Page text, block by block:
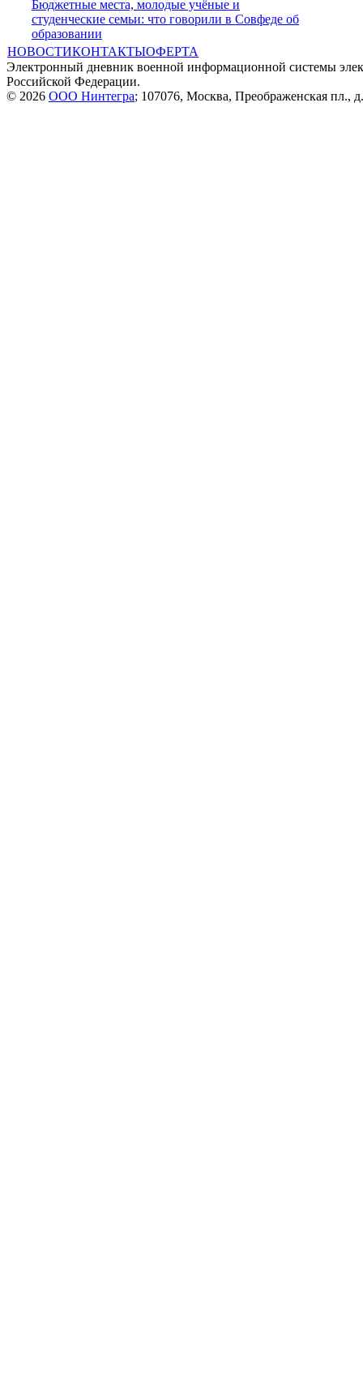
Бюджетные места, молодые учёные и
студенческие семьи: что говорили в Совфеде об
образовании
НОВОСТИКОНТАКТЫОФЕРТА
Электронный дневник военной информационной системы
Российской Федерации.
© 2026 ООО Нинтегра; 107076, Москва, Преображенская пл.,